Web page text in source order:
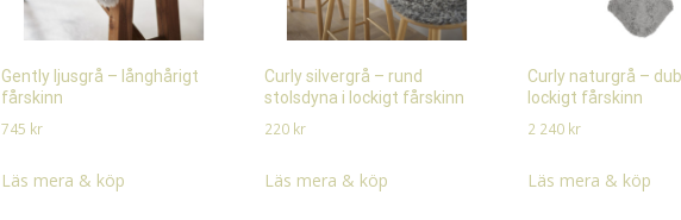
Gently ljusgrå – långhårigt
fårskinn
745 kr
Läs mera & köp
Curly silvergrå – rund
stolsdyna i lockigt fårskinn
220 kr
Läs mera & köp
Curly naturgrå –
lockigt fårskinn
2 240 kr
Läs mera & köp